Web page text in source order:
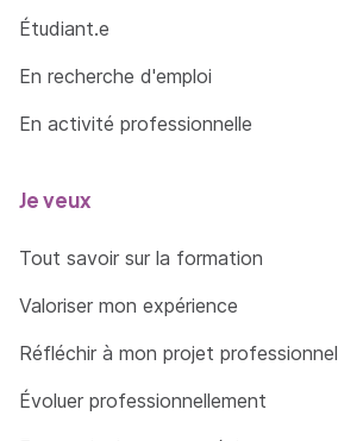
Étudiant.e
En recherche d'emploi
En activité professionnelle
Je veux
Tout savoir sur la formation
Valoriser mon expérience
Réfléchir à mon projet professionnel
Évoluer professionnellement